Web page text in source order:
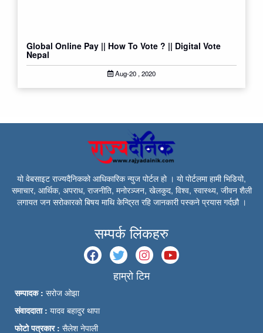
Global Online Pay || How To Vote ? || Digital Vote
Nepal
Aug-20 , 2020
यो वेबसाइट राज्यदैनिकको आधिकारिक न्युज पोर्टल हो । यो पोर्टलमा हामी भिडियो,
समाचार, आर्थिक, अपराध, राजनीति, मनोरञ्जन, खेलकुद, विश्व, स्वास्थ्य, जीवन शैली
लगायत जन सरोकारको बिषय माथि केन्द्रित रहि जानकारी पस्कने प्रयास गर्दछौ ।
सम्पर्क लिंकहरु
हाम्रो टिम
सम्पादक : सरोज ओझा
संवाददाता : यादव बहादुर थापा
फोटो पत्रकार : सैलेश नेपाली